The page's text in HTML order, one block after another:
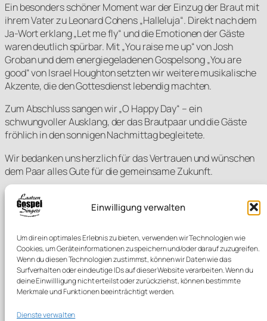
Einwilligung verwalten
Um dir ein optimales Erlebnis zu bieten, verwenden wir Technologien wie
Cookies, um Geräteinformationen zu speichern und/oder darauf zuzugreifen.
Wenn du diesen Technologien zustimmst, können wir Daten wie das
Surfverhalten oder eindeutige IDs auf dieser Website verarbeiten. Wenn du
deine Einwillligung nicht erteilst oder zurückziehst, können bestimmte
Merkmale und Funktionen beeinträchtigt werden.
Dienste verwalten
Ein besonders schöner Moment war der Einzug der Braut mit
ihrem Vater zu Leonard Cohens „Halleluja“. Direkt nach dem
Ja-Wort erklang „Let me fly“ und die Emotionen der Gäste
waren deutlich spürbar. Mit „You raise me up“ von Josh
Groban und dem energiegeladenen Gospelsong „You are
good“ von Israel Houghton setzten wir weitere musikalische
Akzente, die den Gottesdienst lebendig machten.
Zum Abschluss sangen wir „O Happy Day“ – ein
schwungvoller Ausklang, der das Brautpaar und die Gäste
fröhlich in den sonnigen Nachmittag begleitete.
Wir bedanken uns herzlich für das Vertrauen und wünschen
dem Paar alles Gute für die gemeinsame Zukunft.
Oh happy Day!
Problem – Ihr könnt uns buchen!